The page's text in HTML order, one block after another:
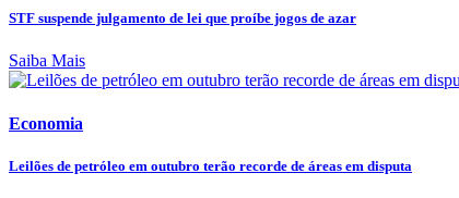
STF suspende julgamento de lei que proíbe jogos de azar
Saiba Mais
Economia
Leilões de petróleo em outubro terão recorde de áreas em disputa